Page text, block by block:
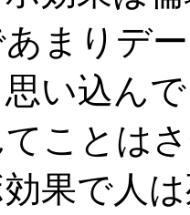
まりデ
い込ん
ことは
果で人